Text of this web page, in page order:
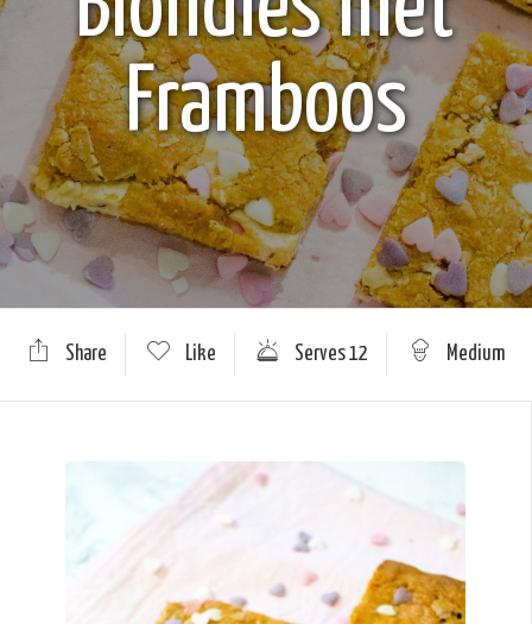
Framboos
Share Like Serves 12 Medium